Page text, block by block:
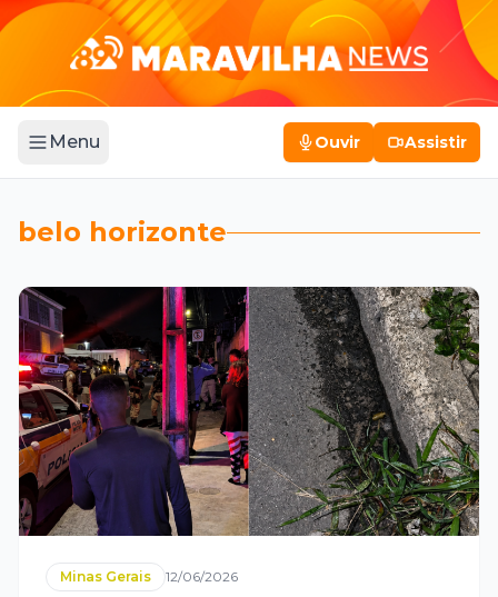
Menu Ouvir Assistir
belo horizonte
Minas Gerais 12/06/2026